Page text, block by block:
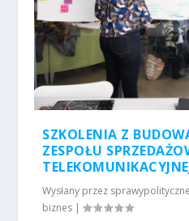
SZKOLENIA Z
ZESPOŁU
Wysłany przez
biznes |